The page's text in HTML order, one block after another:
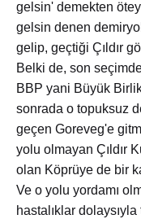
gelsin' demekten
gelsin denen
gelip, geçtiği Çıldır
Belki de, son
BBP yani Büyük
sonrada o topuksuz
geçen Goreveg'e
yolu olmayan Çıldır
olan Köprüye de bir
Ve o yolu yordamı
hastalıklar